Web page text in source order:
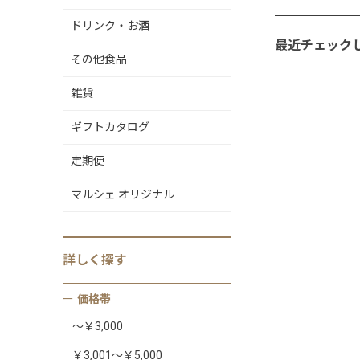
ドリンク・お酒
その他食品
雑貨
ギフトカタログ
定期便
マルシェ オリジナル
詳しく 探す
価格帯
～￥3,000
￥3,001～￥5,000
最近チェック